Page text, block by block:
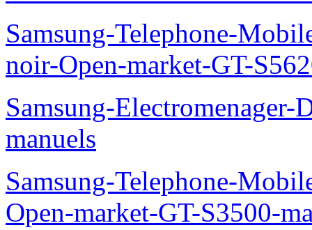
Samsung-Telephone-
noir-Open-market-GT-
Samsung-Electromenager-
manuels
Samsung-Telephone-
Open-market-GT-S3500-